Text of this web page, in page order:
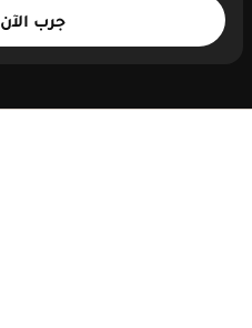
جرب الآن